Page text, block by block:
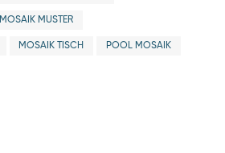
MOSAIK MUSTER
MOSAIK TISCH POOL MOSAIK